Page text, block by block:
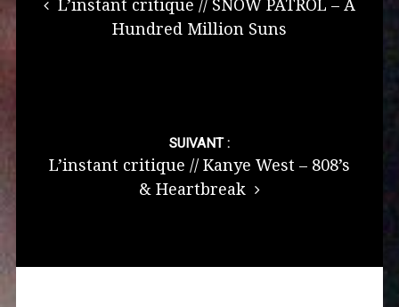
L’instant critique // SNOW PATROL – A
Hundred Million Suns
SUIVANT :
L’instant critique // Kanye West – 808’s
& Heartbreak